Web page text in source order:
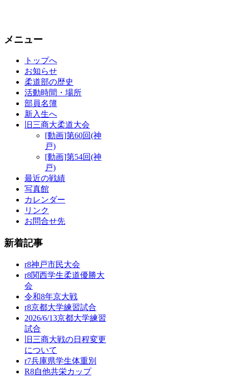
メニュー
トップへ
お知らせ
柔道部の歴史
活動時間・場所
部員名簿
新入生へ
旧三商大柔道大会
[動画]第60回(神
戸)
[動画]第54回(神
戸)
最近の戦績
写真館
カレンダー
リンク
お問合せ先
新着記事
r8神戸市民大会
r8関西学生柔道優勝大
会
令和8年京大戦
r8京都大学練習試合
2026/6/13京都大学練習
試合
旧三商大戦の日程変更
について
r7兵庫県学生体重別
R8自他共栄カップ